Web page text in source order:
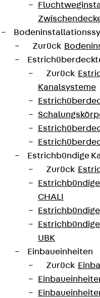
Zurück
Zurück
Kanalsysteme
Estrichbündige
Zurück
CHALI
UBK
Einbaueinheiten
Zurück